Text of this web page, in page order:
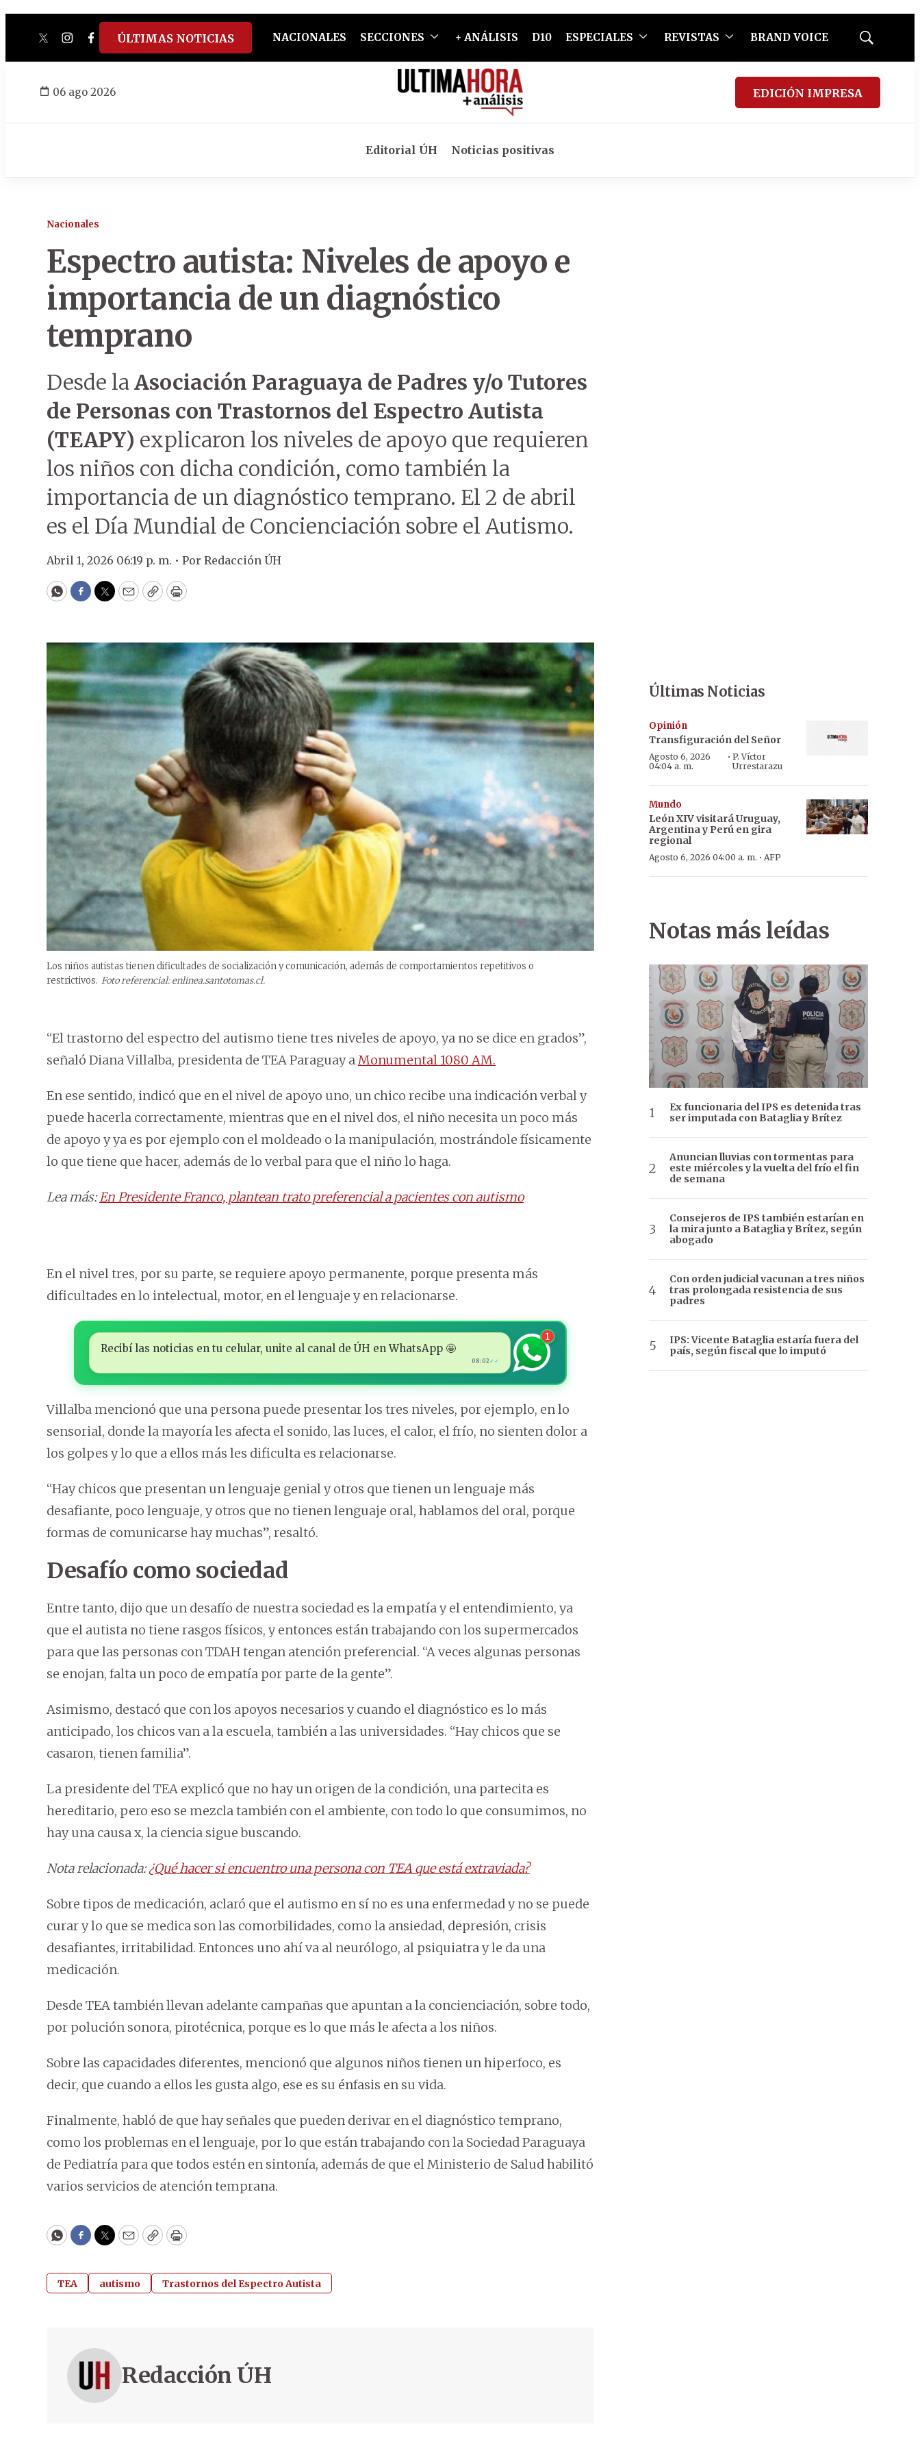
twitterinstagram
facebook
tiktokyoutube
spotify
ÚLTIMAS NOTICIAS NACIONALES SECCIONES + ANÁLISIS D10 ESPECIALES REVISTAS BRAND VOICE
Mostrar
06 ago 2026 EDICIÓN IMPRESA
Editorial ÚH Noticias positivas
Nacionales
Espectro autista: Niveles de apoyo e
importancia de un diagnóstico
temprano
Desde laAsociación Paraguaya de Padres y/o Tutores
de Personas con Trastornos del Espectro Autista
(TEAPY) explicaron los niveles de apoyo que requieren
los niños con dicha condición, como también la
importancia de un diagnóstico temprano. El 2 de abril
es el Día Mundial de Concienciación sobre el Autismo.
Abril 1, 2026 06:19 p. m. • Por Redacción ÚH
WhatsApp
Facebook
Twitter
EmailCopyPrint
Los niños autistas tienen dificultades de socialización y comunicación, además de comportamientos repetitivos o
restrictivos. Foto referencial: enlinea.santotomas.cl.
“El trastorno del espectro del autismo tiene tres niveles de apoyo, ya no se dice en grados”,
señaló Diana Villalba, presidenta de TEA Paraguay aMonumental 1080 AM.
En ese sentido, indicó que en el nivel de apoyo uno, un chico recibe una indicación verbal y
puede hacerla correctamente, mientras que en el nivel dos, el niño necesita un poco más
de apoyo y ya es por ejemplo con el moldeado o la manipulación, mostrándole físicamente
lo que tiene que hacer, además de lo verbal para que el niño lo haga.
Lea más:En Presidente Franco, plantean trato preferencial a pacientes con autismo
En el nivel tres, por su parte, se requiere apoyo permanente, porque presenta más
dificultades en lo intelectual, motor, en el lenguaje y en relacionarse.
Recibí las noticias en tu celular, unite al canal de ÚH en WhatsApp 🤩
08:02✓✓
1
Villalba mencionó que una persona puede presentar los tres niveles, por ejemplo, en lo
sensorial, donde la mayoría les afecta el sonido, las luces, el calor, el frío, no sienten dolor a
los golpes y lo que a ellos más les dificulta es relacionarse.
“Hay chicos que presentan un lenguaje genial y otros que tienen un lenguaje más
desafiante, poco lenguaje, y otros que no tienen lenguaje oral, hablamos del oral, porque
formas de comunicarse hay muchas”, resaltó.
Desafío como sociedad
Entre tanto, dijo que un desafío de nuestra sociedad es la empatía y el entendimiento, ya
que el autista no tiene rasgos físicos, y entonces están trabajando con los supermercados
para que las personas con TDAH tengan atención preferencial. “A veces algunas personas
se enojan, falta un poco de empatía por parte de la gente”.
Asimismo, destacó que con los apoyos necesarios y cuando el diagnóstico es lo más
anticipado, los chicos van a la escuela, también a las universidades. “Hay chicos que se
casaron, tienen familia”.
La presidente del TEA explicó que no hay un origen de la condición, una partecita es
hereditario, pero eso se mezcla también con el ambiente, con todo lo que consumimos, no
hay una causa x, la ciencia sigue buscando.
Nota relacionada:¿Qué hacer si encuentro una persona con TEA que está extraviada?
Sobre tipos de medicación, aclaró que el autismo en sí no es una enfermedad y no se puede
curar y lo que se medica son las comorbilidades, como la ansiedad, depresión, crisis
desafiantes, irritabilidad. Entonces uno ahí va al neurólogo, al psiquiatra y le da una
medicación.
Desde TEA también llevan adelante campañas que apuntan a la concienciación, sobre todo,
por polución sonora, pirotécnica, porque es lo que más le afecta a los niños.
Sobre las capacidades diferentes, mencionó que algunos niños tienen un hiperfoco, es
decir, que cuando a ellos les gusta algo, ese es su énfasis en su vida.
Finalmente, habló de que hay señales que pueden derivar en el diagnóstico temprano,
como los problemas en el lenguaje, por lo que están trabajando con la Sociedad Paraguaya
de Pediatría para que todos estén en sintonía, además de que el Ministerio de Salud habilitó
varios servicios de atención temprana.
WhatsApp
Facebook
Twitter
EmailCopyPrint
TEA autismo Trastornos del Espectro Autista
Redacción ÚH
Últimas Noticias
Opinión
Transfiguración del Señor
Agosto 6, 2026
04:04 a. m.
· P. Víctor
Urrestarazu
Mundo
León XIV visitará Uruguay,
Argentina y Perú en gira
regional
Agosto 6, 2026 04:00 a. m. · AFP
Notas más leídas
Ex funcionaria del IPS es detenida tras
ser imputada con Bataglia y Brítez
Anuncian lluvias con tormentas para
este miércoles y la vuelta del frío el fin
de semana
Consejeros de IPS también estarían en
la mira junto a Bataglia y Brítez, según
abogado
Con orden judicial vacunan a tres niños
tras prolongada resistencia de sus
padres
IPS: Vicente Bataglia estaría fuera del
país, según fiscal que lo imputó